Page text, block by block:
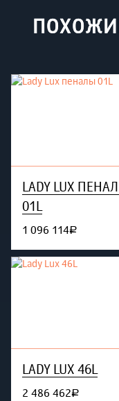
LADY LUX
01L
1 096 114руб.
LADY LUX 46L
2 486 462руб.